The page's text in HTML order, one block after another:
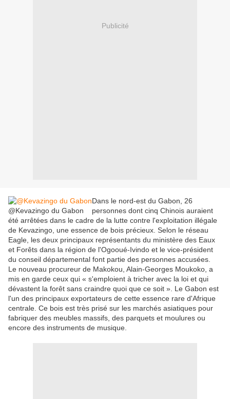
Publicité
@Kevazingo du Gabon
Dans le nord-est du Gabon, 26
personnes dont cinq Chinois auraient
été arrêtées dans le cadre de la lutte contre l'exploitation illégale
de Kevazingo, une essence de bois précieux. Selon le réseau
Eagle, les deux principaux représentants du ministère des Eaux
et Forêts dans la région de l'Ogooué-Ivindo et le vice-président
du conseil départemental font partie des personnes accusées.
Le nouveau procureur de Makokou, Alain-Georges Moukoko, a
mis en garde ceux qui « s'emploient à tricher avec la loi et qui
dévastent la forêt sans craindre quoi que ce soit ». Le Gabon est
l'un des principaux exportateurs de cette essence rare d'Afrique
centrale. Ce bois est très prisé sur les marchés asiatiques pour
fabriquer des meubles massifs, des parquets et moulures ou
encore des instruments de musique.